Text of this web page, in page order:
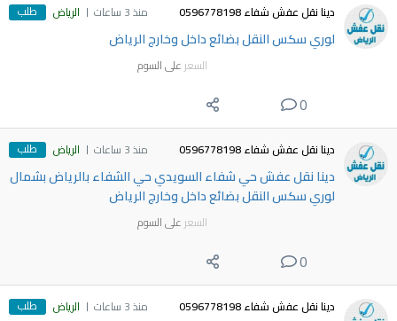
دينا نقل عفش شفاء 0596778198 منذ 3 ساعات الرياض طلب
لوري سكس النقل بضائع داخل وخارج الرياض
السعر على السوم
0
دينا نقل عفش شفاء 0596778198 منذ 3 ساعات الرياض طلب
دينا نقل عفش حي شفاء السويدي حي الشفاء بالرياض بشمال
لوري سكس النقل بضائع داخل وخارج الرياض
السعر على السوم
0
دينا نقل عفش شفاء 0596778198 منذ 3 ساعات الرياض طلب